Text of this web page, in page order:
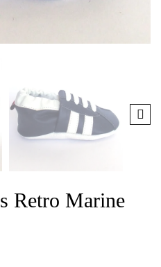
Retro Marine